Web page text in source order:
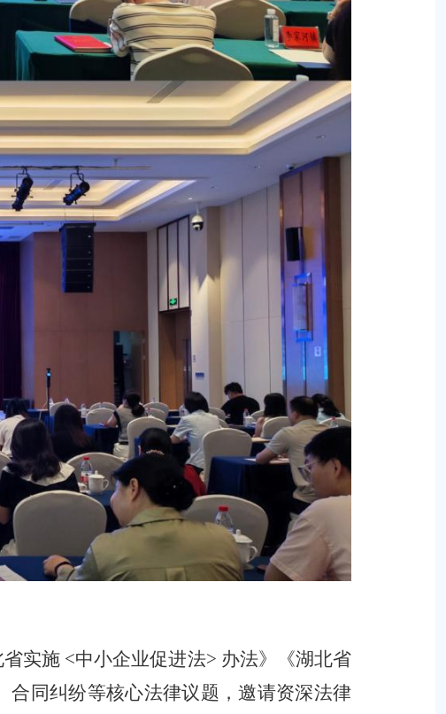
实施 <中小企业促进法> 办法》《湖北省
合同纠纷等核心法律议题，邀请资深法律